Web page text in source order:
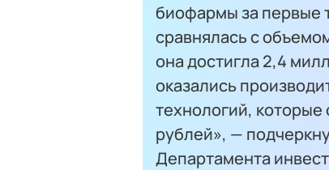
биофармы за первые
сравнялась с
она достигла 2,4
оказались
технологий,
рублей», —
Департамента